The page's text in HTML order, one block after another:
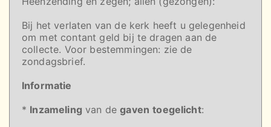
Bij het verlaten van de kerk heeft u gelegenheid
om met contant geld bij te dragen aan de
collecte. Voor bestemmingen: zie de
zondagsbrief.
Informatie
* Inzameling van degaven toegelicht: